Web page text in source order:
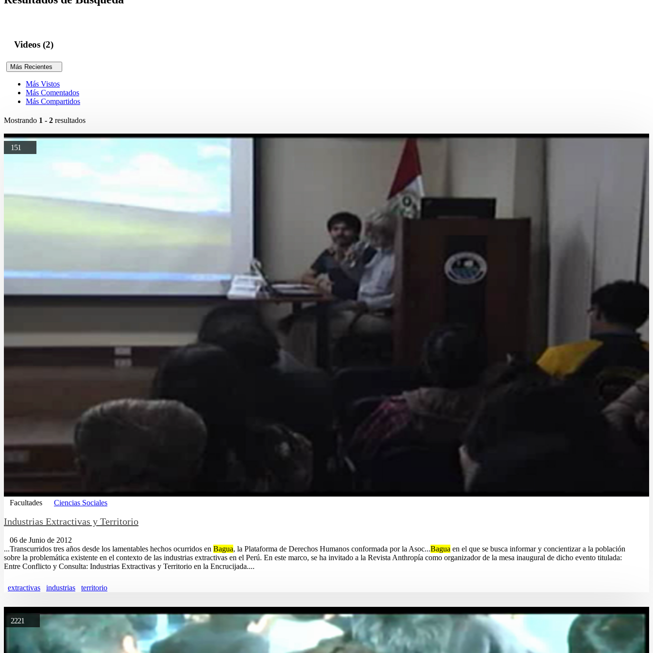
Videos (2)
Más Recientes
Más Vistos
Más Comentados
Más Compartidos
Mostrando 1 - 2 resultados
151
Facultades Ciencias Sociales
Industrias Extractivas y Territorio
06 de Junio de 2012
...Transcurridos tres años desde los lamentables hechos ocurridos en Bagua, la Plataforma de Derechos Humanos conformada por la Asoc...Bagua en el que se busca informar y concientizar a la población
sobre la problemática existente en el contexto de las industrias extractivas en el Perú. En este marco, se ha invitado a la Revista Anthropía como organizador de la mesa inaugural de dicho evento titulada:
Entre Conflicto y Consulta: Industrias Extractivas y Territorio en la Encrucijada....
extractivas industrias territorio
2221